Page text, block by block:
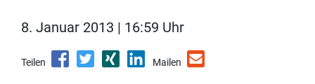
8. Januar 2013 | 16:59 Uhr
Teilen Mailen